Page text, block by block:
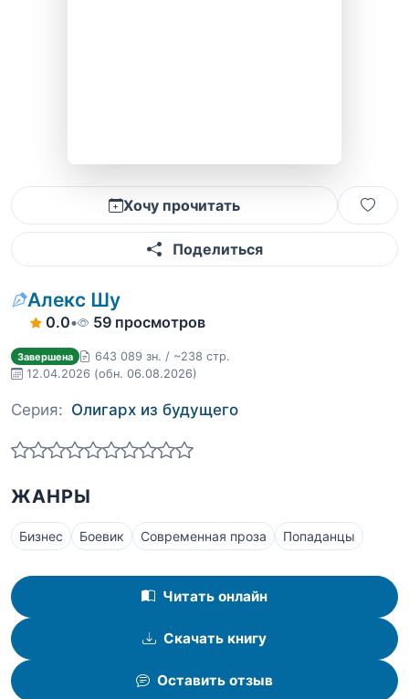
Хочу прочитать
Поделиться
Алекс Шу
0.0• 59 просмотров
Завершена
643 089 зн. / ~238 стр.
12.04.2026 (обн. 06.08.2026)
Серия: Олигарх из будущего
ЖАНРЫ
Бизнес Боевик Современная проза Попаданцы
Читать онлайн
Скачать книгу
Оставить отзыв